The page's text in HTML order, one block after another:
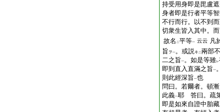
持受用身即是毘盧
身者即是行者平等
不行而行。以不到
切衆生皆入其中。
故名 二平等一 云云 凡
旨 ヲ一。或説キ 二兩部
二之旨一。如是等雖レ
即到直入直滿之旨一
則此經深旨一也
問曰。若爾者。頓
此義一耶 答曰。疏
即是如來自證中胎